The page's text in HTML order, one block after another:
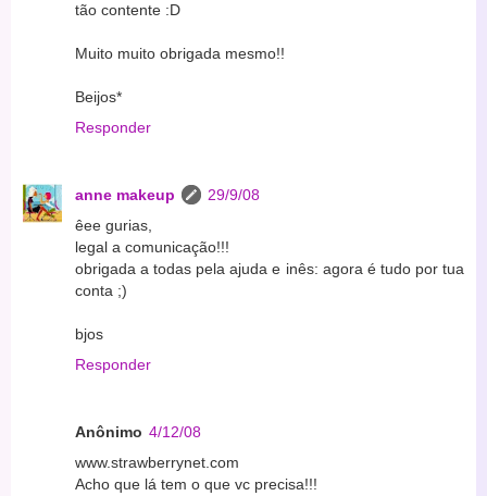
tão contente :D
Muito muito obrigada mesmo!!
Beijos*
Responder
anne makeup
29/9/08
êee gurias,
legal a comunicação!!!
obrigada a todas pela ajuda e inês: agora é tudo por tua
conta ;)
bjos
Responder
Anônimo 4/12/08
www.strawberrynet.com
Acho que lá tem o que vc precisa!!!